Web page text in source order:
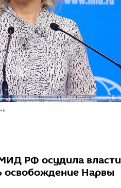
РФ осудила власти
освобождение Нарвы